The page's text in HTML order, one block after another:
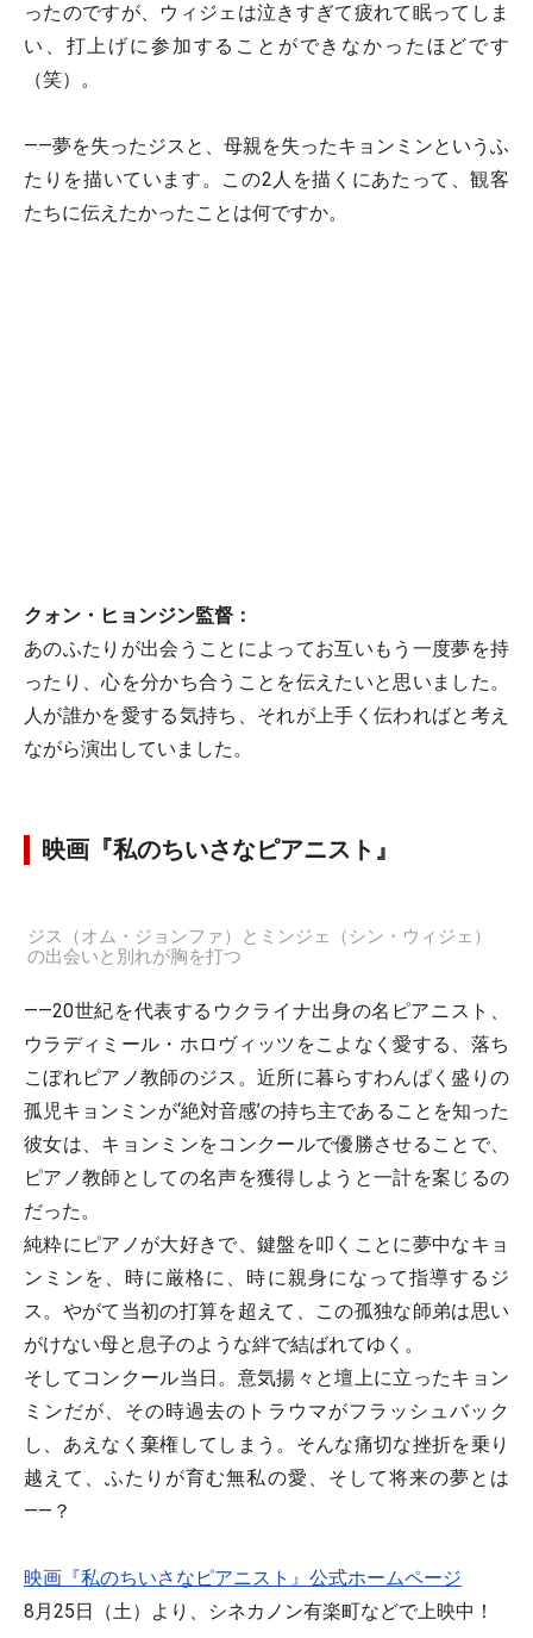
ったのですが、ウィジェは泣きすぎて疲れて眠ってしま
い、打上げに参加することができなかったほどです
（笑）。
――夢を失ったジスと、母親を失ったキョンミンというふ
たりを描いています。この2人を描くにあたって、観客
たちに伝えたかったことは何ですか。
クォン・ヒョンジン監督：
あのふたりが出会うことによってお互いもう一度夢を持
ったり、心を分かち合うことを伝えたいと思いました。
人が誰かを愛する気持ち、それが上手く伝わればと考え
ながら演出していました。
映画『私のちいさなピアニスト』
ジス（オム・ジョンファ）とミンジェ（シン・ウィジェ）
の出会いと別れが胸を打つ
――20世紀を代表するウクライナ出身の名ピアニスト、
ウラディミール・ホロヴィッツをこよなく愛する、落ち
こぼれピアノ教師のジス。近所に暮らすわんぱく盛りの
孤児キョンミンが‘絶対音感’の持ち主であることを知った
彼女は、キョンミンをコンクールで優勝させることで、
ピアノ教師としての名声を獲得しようと一計を案じるの
だった。
純粋にピアノが大好きで、鍵盤を叩くことに夢中なキョ
ンミンを、時に厳格に、時に親身になって指導するジ
ス。やがて当初の打算を超えて、この孤独な師弟は思い
がけない母と息子のような絆で結ばれてゆく。
そしてコンクール当日。意気揚々と壇上に立ったキョン
ミンだが、その時過去のトラウマがフラッシュバック
し、あえなく棄権してしまう。そんな痛切な挫折を乗り
越えて、ふたりが育む無私の愛、そして将来の夢とは
――？
映画『私のちいさなピアニスト』公式ホームページ
8月25日（土）より、シネカノン有楽町などで上映中！